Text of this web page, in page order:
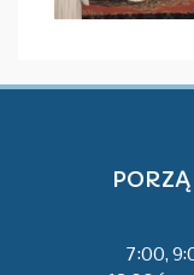
7:00,